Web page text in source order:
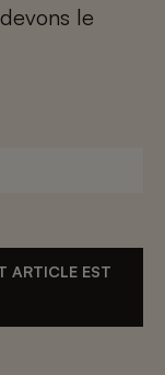
le
ARTICLE EST